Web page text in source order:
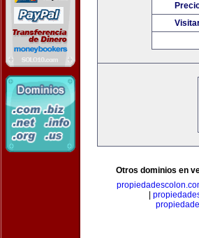
Otros dominios en